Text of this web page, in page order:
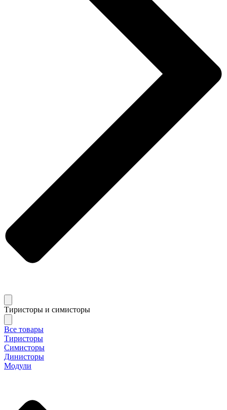
Тиристоры и симисторы
Все товары
Тиристоры
Симисторы
Динисторы
Модули